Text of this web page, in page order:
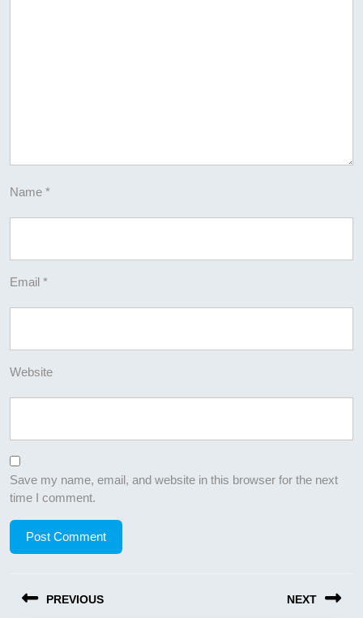
Name *
Email *
Website
Save my name, email, and website in this browser for the next
time I comment.
navigation
PREVIOUS NEXT